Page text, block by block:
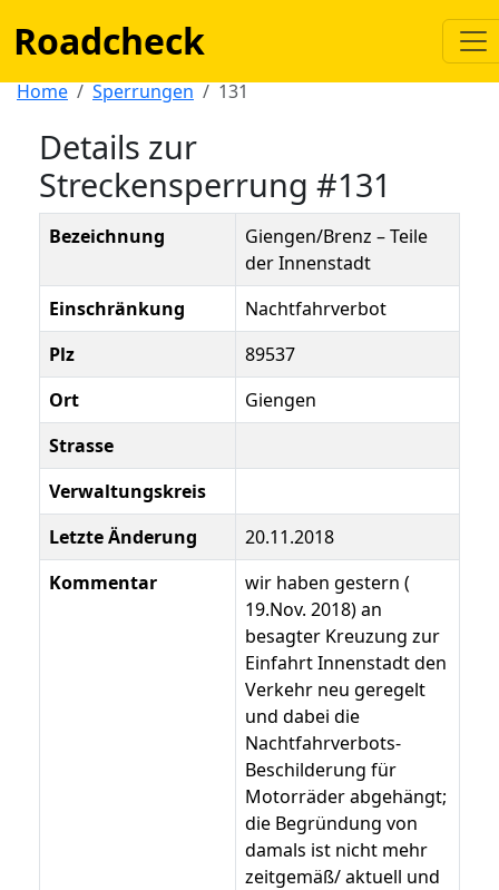
Roadcheck
Home Sperrungen 131
Details zur
Streckensperrung #131
Bezeichnung
Giengen/Brenz – Teile
der Innenstadt
Einschränkung
Nachtfahrverbot
Plz
89537
Ort
Giengen
Strasse
Verwaltungskreis
Letzte Änderung
20.11.2018
Kommentar
wir haben gestern (
19.Nov. 2018) an
besagter Kreuzung zur
Einfahrt Innenstadt den
Verkehr neu geregelt
und dabei die
Nachtfahrverbots-
Beschilderung für
Motorräder abgehängt;
die Begründung von
damals ist nicht mehr
zeitgemäß/ aktuell und